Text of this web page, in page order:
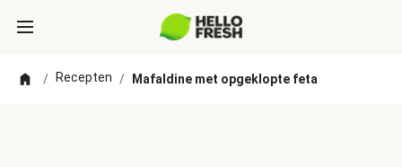
/ Recepten / Mafaldine met opgeklopte feta